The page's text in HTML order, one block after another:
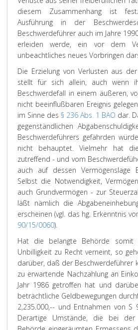
diesem Zusammenhang ist
Ausführung in der
Beschwerdeführer auch im Jahre
erleiden werde, ein vor dem
unbeachtliches neues Vorbringen
Die Erzielung von Verlusten aus
stellt für sich allein, auch wenn
Beschwerdefall in einem äußeren,
nicht beeinflußbaren Ereignis
im Sinne des § 236 Abs. 1 BAO dar.
gegenständlichen
Beschwerdeführers gefährden
nicht behauptet. Vielmehr hat
zutreffend - und vom
auch auf dessen Vermögenslage
Selbst die Notwendigkeit,
auch Grundvermögen - zur
läßt nämlich die
erscheinen (vgl. das hg. Erkenntnis
90/15/0060).
Hat die belangte Behörde somit
Unbilligkeit zu Recht verneint, so
darüber, daß der Beschwerdeführer
zu erwartende Nachzahlung an
Jahr 1986 getroffen hat und
beträchtliche Geldbewegungen
2,235.000,-- und Entnahmen von S
Derartige Umstände, die bei